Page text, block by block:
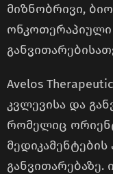
მიზნობრივი,
ონკოთერაპიული
Avelos
კვლევისა და
რომელიც
განვითარებაზე.